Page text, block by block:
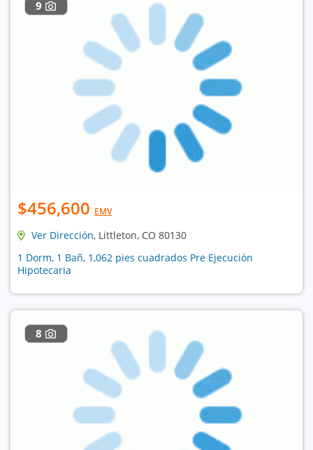
9
$456,600 EMV
Ver Dirección, Littleton, CO 80130
1 Dorm, 1 Bañ, 1,062 pies cuadrados Pre Ejecución
Hipotecaria
8